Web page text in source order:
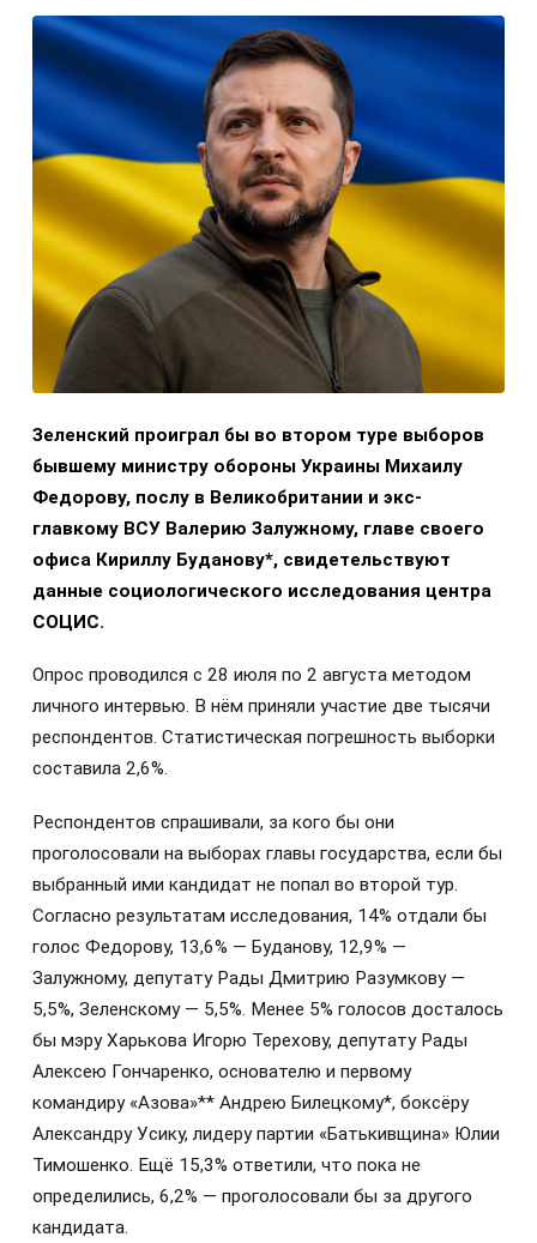
Зеленский проиграл бы во втором туре выборов
бывшему министру обороны Украины Михаилу
Федорову, послу в Великобритании и экс-
главкому ВСУ Валерию Залужному, главе своего
офиса Кириллу Буданову*, свидетельствуют
данные социологического исследования центра
СОЦИС.
Опрос проводился с 28 июля по 2 августа методом
личного интервью. В нём приняли участие две тысячи
респондентов. Статистическая погрешность выборки
составила 2,6%.
Респондентов спрашивали, за кого бы они
проголосовали на выборах главы государства, если бы
выбранный ими кандидат не попал во второй тур.
Согласно результатам исследования, 14% отдали бы
голос Федорову, 13,6% — Буданову, 12,9% —
Залужному, депутату Рады Дмитрию Разумкову —
5,5%, Зеленскому — 5,5%. Менее 5% голосов досталось
бы мэру Харькова Игорю Терехову, депутату Рады
Алексею Гончаренко, основателю и первому
командиру «Азова»** Андрею Билецкому*, боксёру
Александру Усику, лидеру партии «Батькивщина» Юлии
Тимошенко. Ещё 15,3% ответили, что пока не
определились, 6,2% — проголосовали бы за другого
кандидата.